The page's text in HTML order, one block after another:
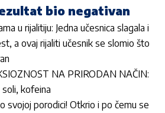
bio negativan
u rijalitiju: Jedna učesnica slagala i
a ovaj rijaliti učesnik se slomio što
NA PRIRODAN NAČIN:
soli, kofeina
svojoj porodici! Otkrio i po čemu se